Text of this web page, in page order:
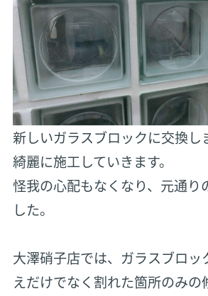
新しいガラスブロックに交換し
綺麗に施工していきます。
怪我の心配もなくなり、元通り
した。
大澤硝子店では、ガラスブロッ
えだけでなく割れた箇所のみの